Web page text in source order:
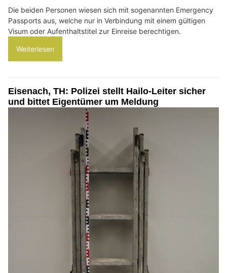
Die beiden Personen wiesen sich mit sogenannten Emergency
Passports aus, welche nur in Verbindung mit einem gültigen
Visum oder Aufenthaltstitel zur Einreise berechtigen.
Weiterlesen
Eisenach, TH: Polizei stellt Hailo-Leiter sicher
und bittet Eigentümer um Meldung